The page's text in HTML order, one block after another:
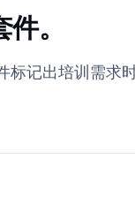
。
标记出培训需求